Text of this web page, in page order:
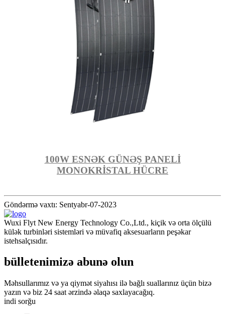
100W ESNƏK GÜNƏŞ PANELİ
MONOKRİSTAL HÜCRE
Göndərmə vaxtı: Sentyabr-07-2023
Wuxi Flyt New Energy Technology Co.,Ltd., kiçik və orta ölçülü
külək turbinləri sistemləri və müvafiq aksesuarların peşəkar
istehsalçısıdır.
bülletenimizə abunə olun
Məhsullarımız və ya qiymət siyahısı ilə bağlı suallarınız üçün bizə
yazın və biz 24 saat ərzində əlaqə saxlayacağıq.
indi sorğu